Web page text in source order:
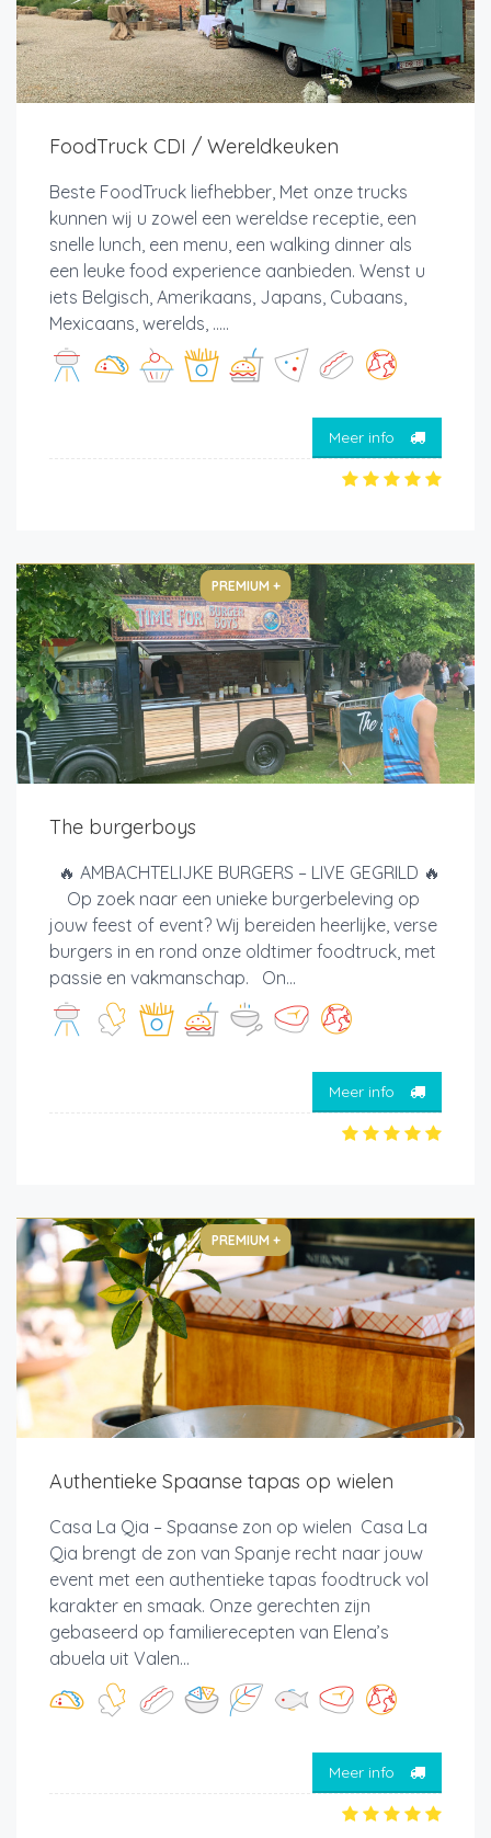
FoodTruck CDI / Wereldkeuken
Beste FoodTruck liefhebber, Met onze trucks
kunnen wij u zowel een wereldse receptie, een
snelle lunch, een menu, een walking dinner als
een leuke food experience aanbieden. Wenst u
iets Belgisch, Amerikaans, Japans, Cubaans,
Mexicaans, werelds, .....
Meer info
PREMIUM +
The burgerboys
🔥 AMBACHTELIJKE BURGERS – LIVE GEGRILD 🔥
Op zoek naar een unieke burgerbeleving op
jouw feest of event? Wij bereiden heerlijke, verse
burgers in en rond onze oldtimer foodtruck, met
passie en vakmanschap. On...
Meer info
PREMIUM +
Authentieke Spaanse tapas op wielen
Casa La Qia – Spaanse zon op wielen Casa La
Qia brengt de zon van Spanje recht naar jouw
event met een authentieke tapas foodtruck vol
karakter en smaak. Onze gerechten zijn
gebaseerd op familierecepten van Elena’s
abuela uit Valen...
Meer info